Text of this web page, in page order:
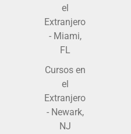
el
Extranjero
- Miami,
FL
Cursos en
el
Extranjero
- Newark,
NJ